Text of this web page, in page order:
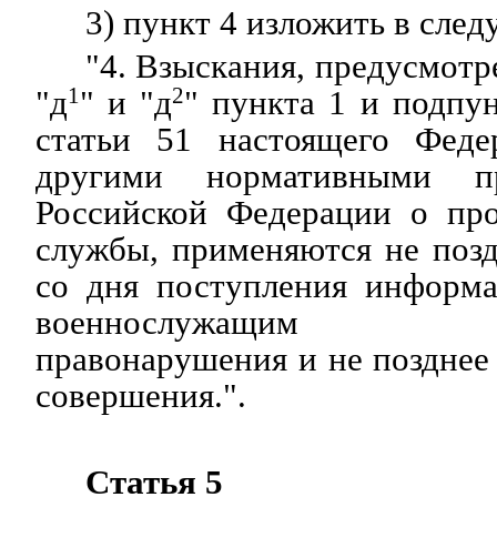
3) пункт 4 изложить в
"4. Взыскания,
"д1 " и "д2" пункта 1 и
статьи 51 настоящего
другими нормативными
Российской Федерации о
службы, применяются не
со дня поступления
военнослужащим
правонарушения и не
совершения.".
Статья 5